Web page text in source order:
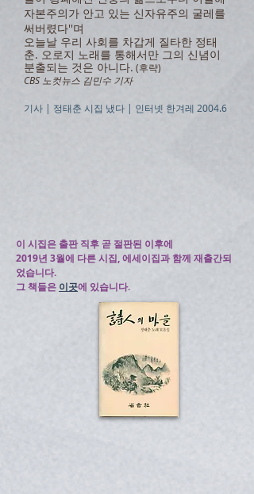
자본주의가 안고 있는 신자유주의 굴레를
써버렸다''며
오늘날 우리 사회를 차갑게 질타한 정태
춘. 오로지 노래를 통해서만 그의 신념이
분출되는 것은 아니다. (후략)
CBS 노컷뉴스 김민수 기자
기사 | 정태춘 시집 냈다 | 인터넷 한겨레 2004.6
이 시집은 출판 직후 곧 절판된 이후에
2019년 3월에 다른 시집, 에세이집과 함께 재출간되
었습니다.
그 책들은 이곳에 있습니다.